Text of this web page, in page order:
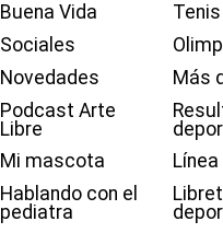
Buena Vida
Sociales
Novedades
Podcast Arte
Libre
Mi mascota
Hablando con el
pediatra
Tenis
Más